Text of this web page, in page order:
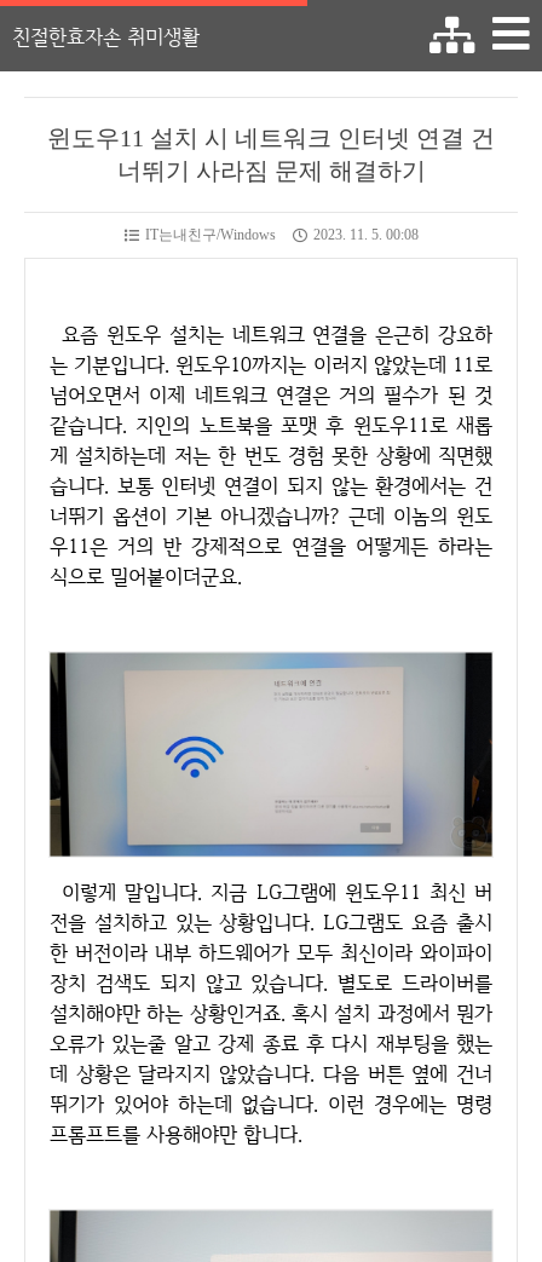
친절한효자손 취미생활
윈도우11 설치 시 네트워크 인터넷 연결 건
너뛰기 사라짐 문제 해결하기
IT는내친구/Windows 2023. 11. 5. 00:08
요즘 윈도우 설치는 네트워크 연결을 은근히 강요하
는 기분입니다. 윈도우10까지는 이러지 않았는데 11로
넘어오면서 이제 네트워크 연결은 거의 필수가 된 것
같습니다. 지인의 노트북을 포맷 후 윈도우11로 새롭
게 설치하는데 저는 한 번도 경험 못한 상황에 직면했
습니다. 보통 인터넷 연결이 되지 않는 환경에서는 건
너뛰기 옵션이 기본 아니겠습니까? 근데 이놈의 윈도
우11은 거의 반 강제적으로 연결을 어떻게든 하라는
식으로 밀어붙이더군요.
이렇게 말입니다. 지금 LG그램에 윈도우11 최신 버
전을 설치하고 있는 상황입니다. LG그램도 요즘 출시
한 버전이라 내부 하드웨어가 모두 최신이라 와이파이
장치 검색도 되지 않고 있습니다. 별도로 드라이버를
설치해야만 하는 상황인거죠. 혹시 설치 과정에서 뭔가
오류가 있는줄 알고 강제 종료 후 다시 재부팅을 했는
데 상황은 달라지지 않았습니다. 다음 버튼 옆에 건너
뛰기가 있어야 하는데 없습니다. 이런 경우에는 명령
프롬프트를 사용해야만 합니다.